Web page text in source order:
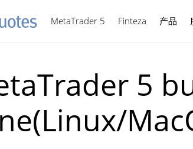
MetaTrader 5 Finteza 产品
5